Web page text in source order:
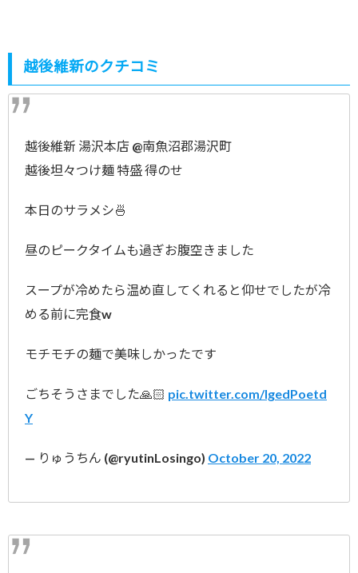
越後維新のクチコミ
越後維新 湯沢本店 @南魚沼郡湯沢町
越後坦々つけ麺 特盛 得のせ
本日のサラメシ🍜
昼のピークタイムも過ぎお腹空きました
スープが冷めたら温め直してくれると仰せでしたが冷
める前に完食w
モチモチの麺で美味しかったです
ごちそうさまでした🙏🏻 pic.twitter.com/lgedPoetd
Y
— りゅうちん (@ryutinLosingo) October 20, 2022